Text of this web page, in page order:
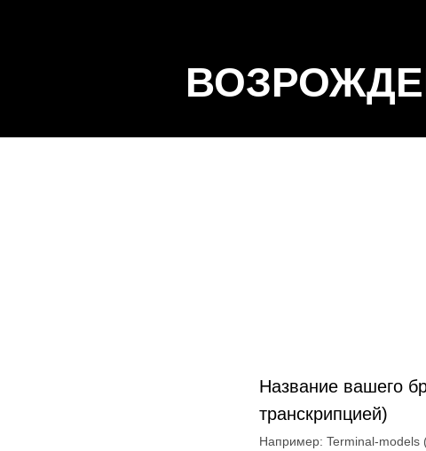
Название вашего
транскрипцией)
Например: Terminal-